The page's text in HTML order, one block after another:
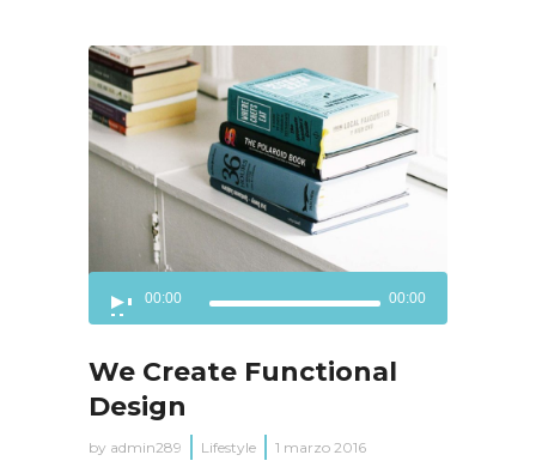
de
00:00 00:00
We Create Functional
Design
by admin289 Lifestyle 1 marzo 2016